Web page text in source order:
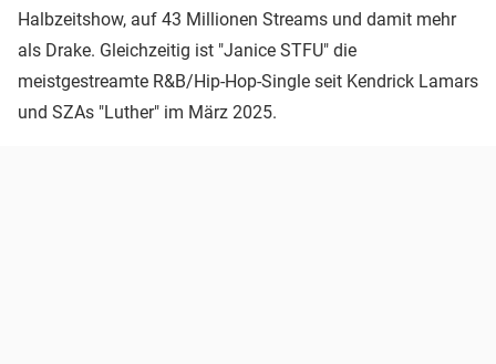
Halbzeitshow, auf 43 Millionen Streams und damit mehr
als Drake. Gleichzeitig ist "Janice STFU" die
meistgestreamte R&B/Hip-Hop-Single seit Kendrick Lamars
und SZAs "Luther" im März 2025.